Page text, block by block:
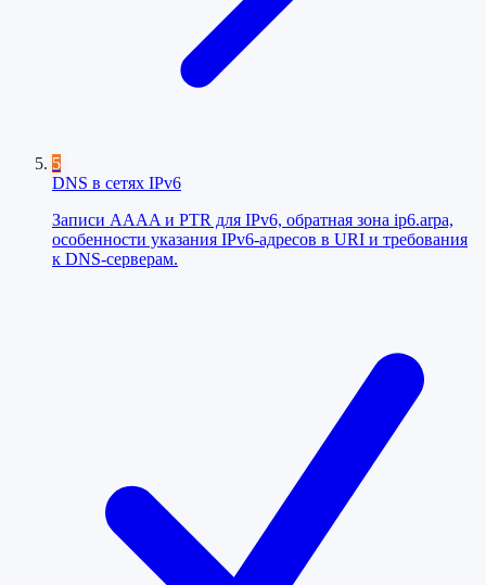
5
DNS в сетях IPv6
Записи AAAA и PTR для IPv6, обратная зона ip6.arpa,
особенности указания IPv6-адресов в URI и требования
к DNS-серверам.